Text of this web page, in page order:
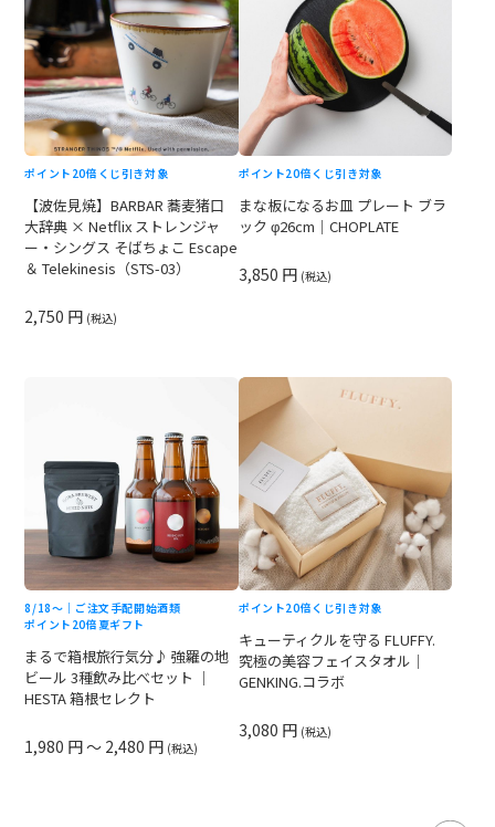
ポイント20倍 くじ引き対象
【波佐見焼】BARBAR 蕎麦猪口
大辞典 × Netflix ストレンジャ
ー・シングス そばちょこ Escape
＆ Telekinesis（STS-03）
2,750 円 (税込)
ポイント20倍 くじ引き対象
まな板になるお皿 プレート ブラ
ック φ26cm｜CHOPLATE
3,850 円 (税込)
8/18〜｜ご注文手配開始酒類
ポイント20倍 夏ギフト
まるで箱根旅行気分♪ 強羅の地
ビール 3種飲み比べセット ｜
HESTA 箱根セレクト
1,980 円 ～ 2,480 円 (税込)
ポイント20倍 くじ引き対象
キューティクルを守る FLUFFY.
究極の美容フェイスタオル｜
GENKING.コラボ
3,080 円 (税込)